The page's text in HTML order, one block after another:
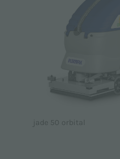
jade 50 orbital